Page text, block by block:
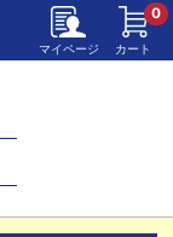
マイページ カート
0